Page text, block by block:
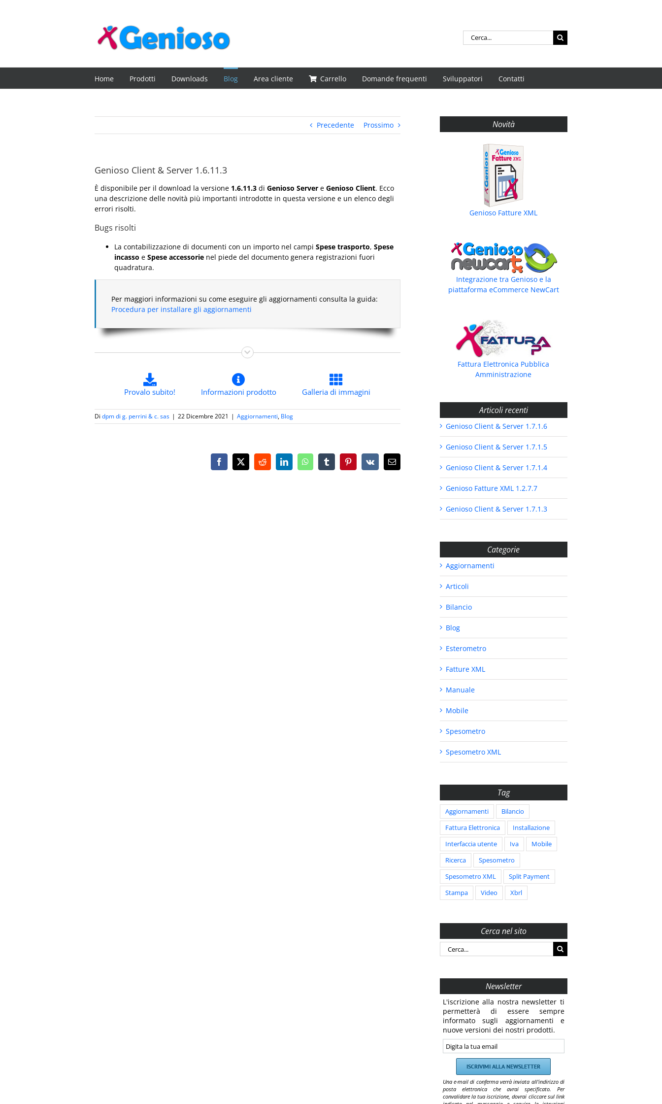
Cerca
per:
Home Prodotti Downloads Blog Area cliente Carrello Domande frequenti Sviluppatori Contatti
Precedente Prossimo
Genioso Client & Server 1.6.11.3
È disponibile per il download la versione 1.6.11.3 di Genioso Server e Genioso Client. Ecco
una descrizione delle novità più importanti introdotte in questa versione e un elenco degli
errori risolti.
Bugs risolti
La contabilizzazione di documenti con un importo nel campi Spese trasporto, Spese
incasso e Spese accessorie nel piede del documento genera registrazioni fuori
quadratura.
Per maggiori informazioni su come eseguire gli aggiornamenti consulta la guida:
Procedura per installare gli aggiornamenti
Provalo subito! Informazioni prodotto Galleria di immagini
Di dpm di g. perrini & c. sas | 22 Dicembre 2021 | Aggiornamenti, Blog
Facebook
X RedditLinkedInWhatsAppTumblrPinterest
Vk Email
Novità
Genioso Fatture XML
Integrazione tra Genioso e la
piattaforma eCommerce NewCart
Fattura Elettronica Pubblica
Amministrazione
Articoli recenti
Genioso Client & Server 1.7.1.6
Genioso Client & Server 1.7.1.5
Genioso Client & Server 1.7.1.4
Genioso Fatture XML 1.2.7.7
Genioso Client & Server 1.7.1.3
Categorie
Aggiornamenti
Articoli
Bilancio
Blog
Esterometro
Fatture XML
Manuale
Mobile
Spesometro
Spesometro XML
Tag
Aggiornamenti
Bilancio
Fattura Elettronica
Installazione
Interfaccia utente
Iva
Mobile
Ricerca
Spesometro
Spesometro XML
Split Payment
Stampa
Video Xbrl
Cerca nel sito
Cerca
per:
Newsletter
L'iscrizione alla nostra newsletter ti
permetterà di essere sempre
informato sugli aggiornamenti e
nuove versioni dei nostri prodotti.
Una e-mail di conferma verrà inviata all'indirizzo di
posta elettronica che avrai specificato. Per
convalidare la tua iscrizione, dovrai cliccare sul link